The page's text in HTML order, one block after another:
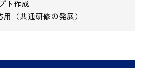
ト作成
（共通研修の発展）